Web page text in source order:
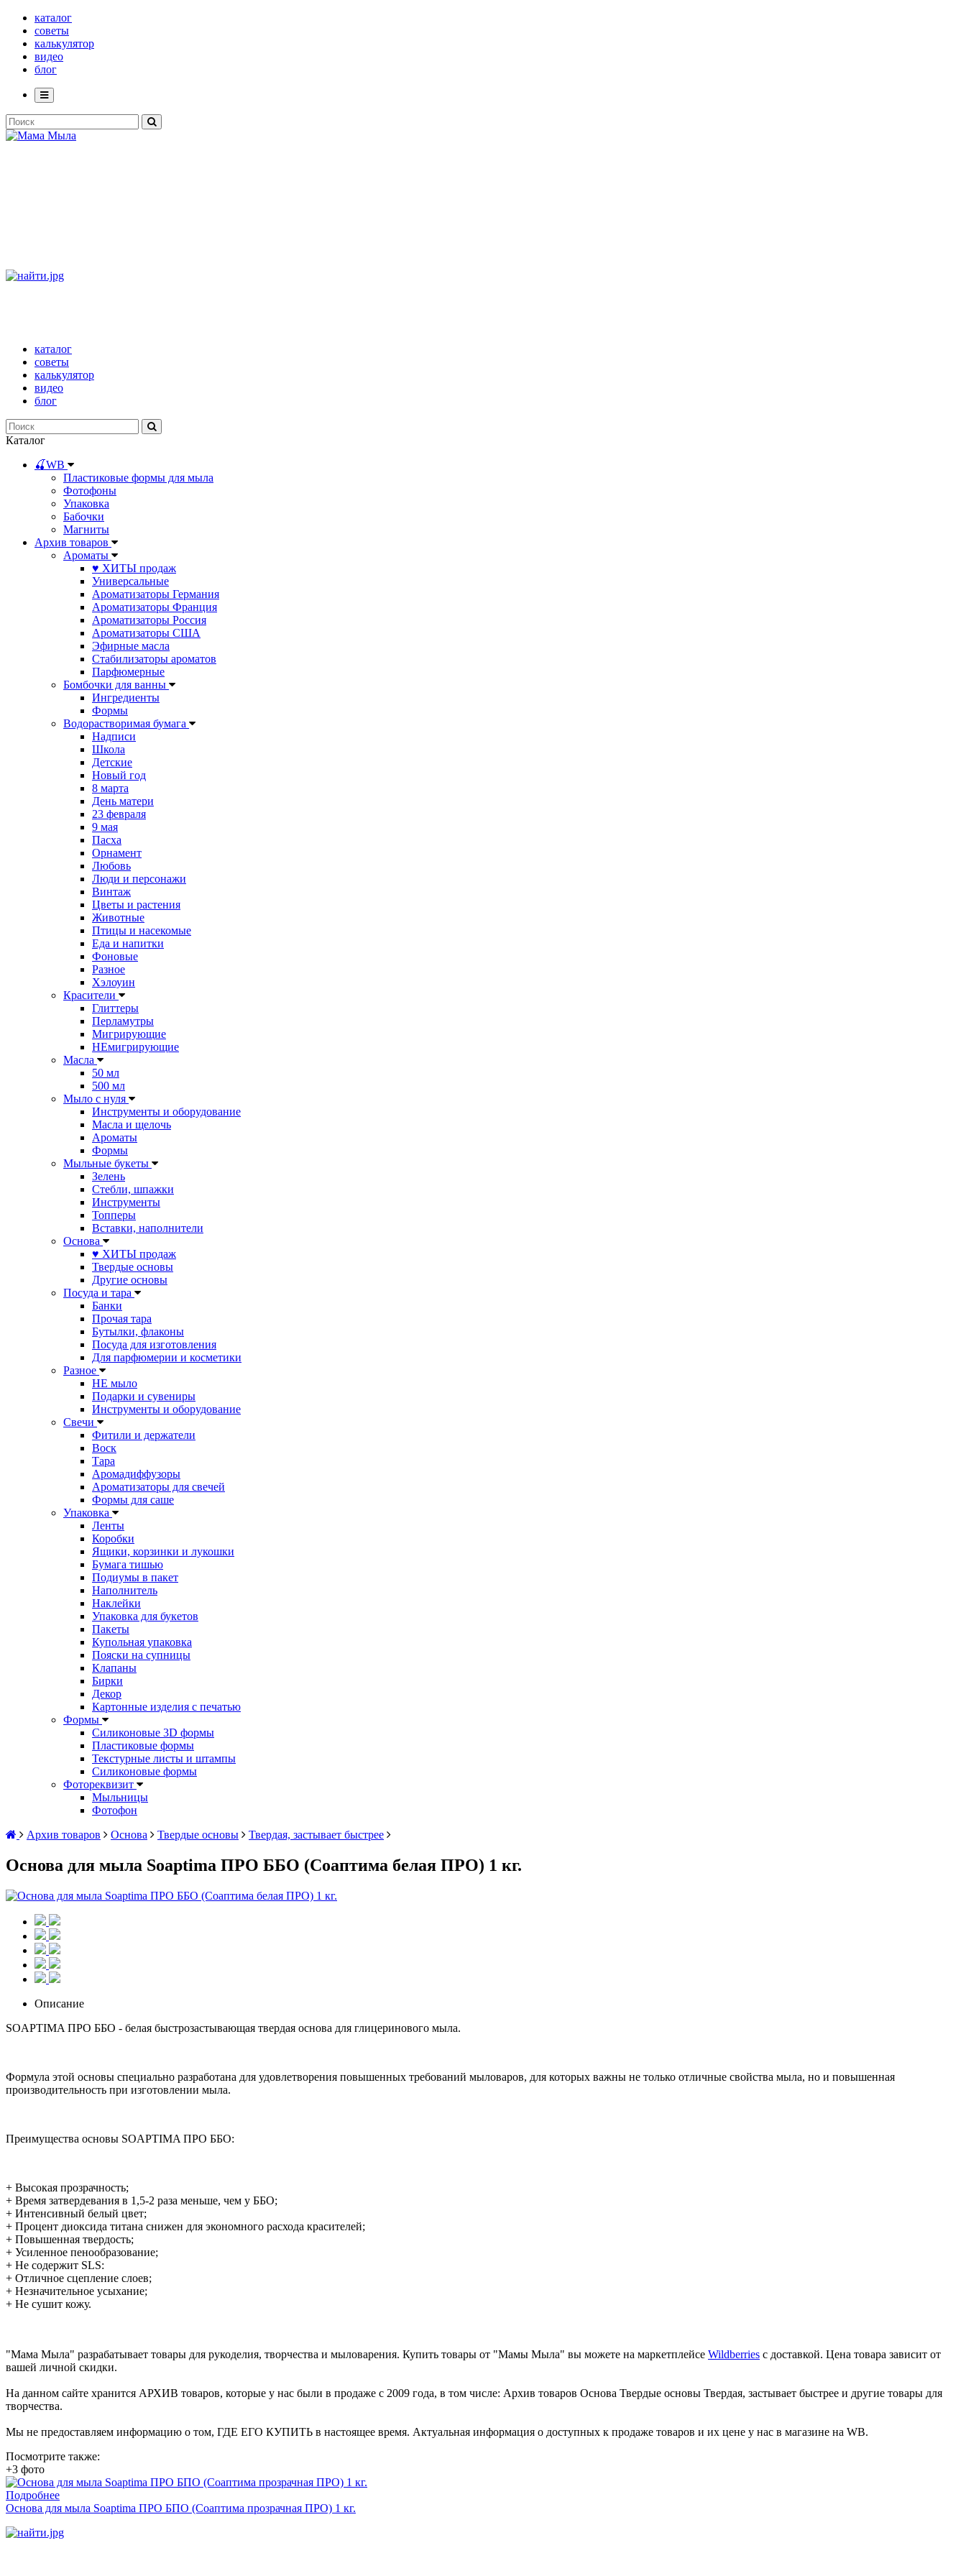
каталог
советы
калькулятор
видео
блог
каталог
советы
калькулятор
видео
блог
Каталог
🍒WB
Пластиковые формы для мыла
Фотофоны
Упаковка
Бабочки
Магниты
Архив товаров
Ароматы
♥ ХИТЫ продаж
Универсальные
Ароматизаторы Германия
Ароматизаторы Франция
Ароматизаторы Россия
Ароматизаторы США
Эфирные масла
Стабилизаторы ароматов
Парфюмерные
Бомбочки для ванны
Ингредиенты
Формы
Водорастворимая бумага
Надписи
Школа
Детские
Новый год
8 марта
День матери
23 февраля
9 мая
Пасха
Орнамент
Любовь
Люди и персонажи
Винтаж
Цветы и растения
Животные
Птицы и насекомые
Еда и напитки
Фоновые
Разное
Хэлоуин
Красители
Глиттеры
Перламутры
Мигрирующие
НЕмигрирующие
Масла
50 мл
500 мл
Мыло с нуля
Инструменты и оборудование
Масла и щелочь
Ароматы
Формы
Мыльные букеты
Зелень
Стебли, шпажки
Инструменты
Топперы
Вставки, наполнители
Основа
♥ ХИТЫ продаж
Твердые основы
Другие основы
Посуда и тара
Банки
Прочая тара
Бутылки, флаконы
Посуда для изготовления
Для парфюмерии и косметики
Разное
НЕ мыло
Подарки и сувениры
Инструменты и оборудование
Свечи
Фитили и держатели
Воск
Тара
Аромадиффузоры
Ароматизаторы для свечей
Формы для саше
Упаковка
Ленты
Коробки
Ящики, корзинки и лукошки
Бумага тишью
Подиумы в пакет
Наполнитель
Наклейки
Упаковка для букетов
Пакеты
Купольная упаковка
Пояски на супницы
Клапаны
Бирки
Декор
Картонные изделия с печатью
Формы
Силиконовые 3D формы
Пластиковые формы
Текстурные листы и штампы
Силиконовые формы
Фотореквизит
Мыльницы
Фотофон
Архив товаров
Основа Твердые основы Твердая, застывает быстрее
Основа для мыла Soaptima ПРО ББО (Соаптима белая ПРО) 1 кг.
Описание
SOAPTIMA ПРО ББО - белая быстрозастывающая твердая основа для глицеринового мыла.
Формула этой основы специально разработана для удовлетворения повышенных требований мыловаров, для которых важны не только отличные свойства мыла, но и повышенная
производительность при изготовлении мыла.
Преимущества основы SOAPTIMA ПРО ББО:
+ Высокая прозрачность;
+ Время затвердевания в 1,5-2 раза меньше, чем у ББО;
+ Интенсивный белый цвет;
+ Процент диоксида титана снижен для экономного расхода красителей;
+ Повышенная твердость;
+ Усиленное пенообразование;
+ Не содержит SLS:
+ Отличное сцепление слоев;
+ Незначительное усыхание;
+ Не сушит кожу.
"Мама Мыла" разрабатывает товары для рукоделия, творчества и мыловарения. Купить товары от "Мамы Мыла" вы можете на маркетплейсе Wildberries с доставкой. Цена товара зависит от
вашей личной скидки.
На данном сайте хранится АРХИВ товаров, которые у нас были в продаже с 2009 года, в том числе: Архив товаров Основа Твердые основы Твердая, застывает быстрее и другие товары для
творчества.
Мы не предоставляем информацию о том, ГДЕ ЕГО КУПИТЬ в настоящее время. Актуальная информация о доступных к продаже товаров и их цене у нас в магазине на WB.
Посмотрите также:
+3 фото
Подробнее
Основа для мыла Soaptima ПРО БПО (Соаптима прозрачная ПРО) 1 кг.